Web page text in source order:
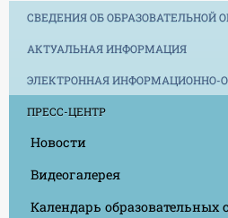
СВЕДЕНИЯ ОБ ОБРАЗОВАТЕЛЬНОЙ
АКТУАЛЬНАЯ ИНФОРМАЦИЯ
ЭЛЕКТРОННАЯ ИНФОРМАЦИОННО-
ПРЕСС-ЦЕНТР
Новости
Видеогалерея
Календарь образовательных